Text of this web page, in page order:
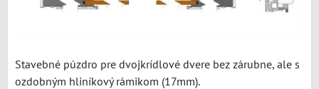
Stavebné púzdro pre dvojkrídlové dvere bez zárubne, ale s
ozdobným hliníkový rámikom (17mm).